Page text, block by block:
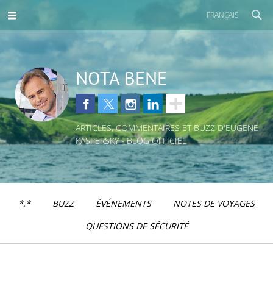
FRANÇAIS
NOTA BENE
ARTICLES, COMMENTAIRES ET BUZZ D'EUGENE
KASPERSKY - BLOG OFFICIEL
*.* BUZZ ÉVÉNEMENTS
NOTES DE VOYAGES
QUESTIONS DE SÉCURITÉ